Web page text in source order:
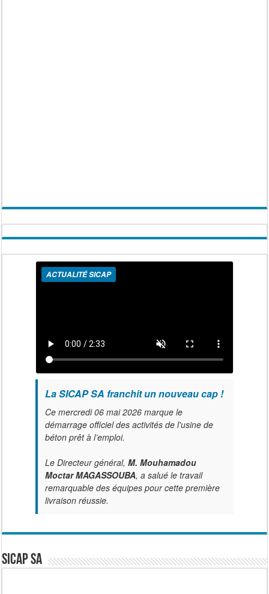
ACTUALITÉ SICAP
La SICAP SA franchit un nouveau cap !
Ce mercredi 06 mai 2026 marque le
démarrage officiel des activités de l'usine de
béton prêt à l’emploi.
Le Directeur général, M. Mouhamadou
Moctar MAGASSOUBA, a salué le travail
remarquable des équipes pour cette première
livraison réussie.
SICAP SA